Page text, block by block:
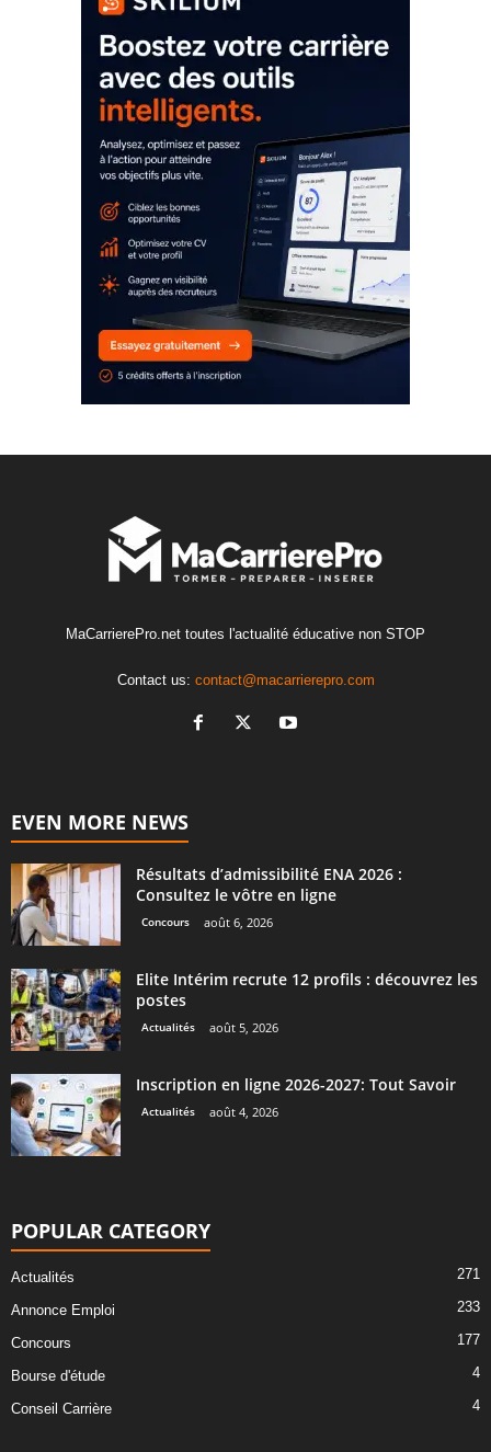
MaCarrierePro.net toutes l'actualité éducative non STOP
Contact us: contact@macarrierepro.com
EVEN MORE NEWS
Résultats d’admissibilité ENA 2026 :
Consultez le vôtre en ligne
Concours août 6, 2026
Elite Intérim recrute 12 profils : découvrez les
postes
Actualités août 5, 2026
Inscription en ligne 2026-2027: Tout Savoir
Actualités août 4, 2026
POPULAR CATEGORY
Actualités 271
Annonce Emploi 233
Concours 177
Bourse d'étude 4
Conseil Carrière 4